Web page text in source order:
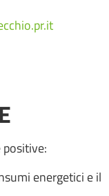
energetici e il